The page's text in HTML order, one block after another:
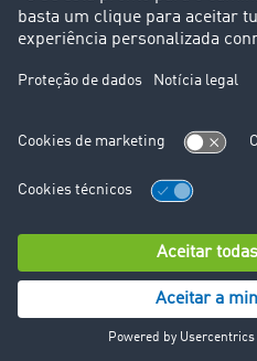
Ficha técnica
Condições Gerais
© TIMOCOM GmbH 2026.